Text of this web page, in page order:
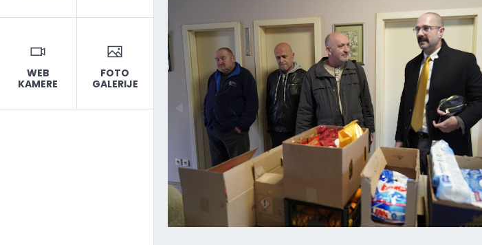
WEB
KAMERE
FOTO
GALERIJE